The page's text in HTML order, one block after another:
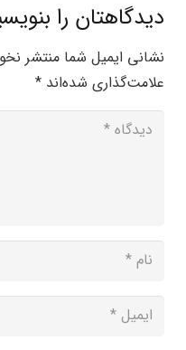
دیدگاهتان را
نشانی ایمیل شما منتشر
علامت‌گذاری شده‌اند *